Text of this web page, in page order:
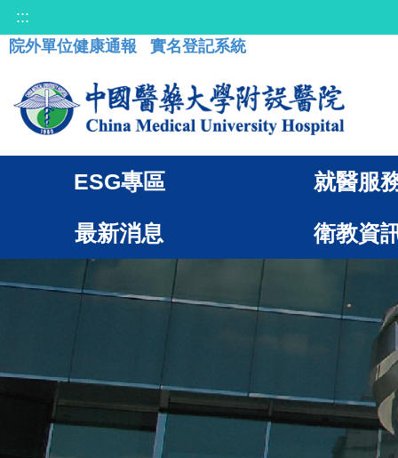
:::
院外單位健康通報
實名登記系統
ESG專區 就醫服
最新消息 衛教資